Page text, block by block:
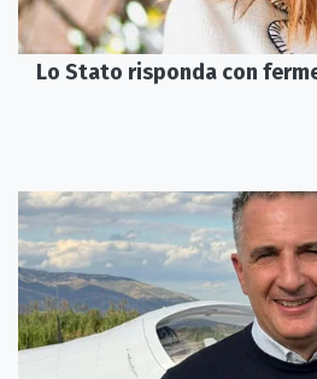
Lo Stato risponda con